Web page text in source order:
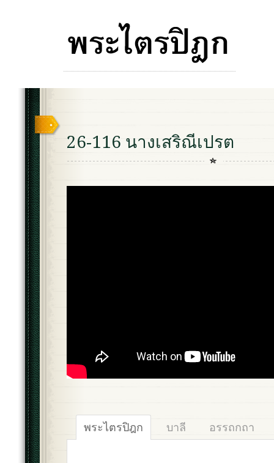
26-116 นางเสริณีเปรต
พระไตรปิฎก บาลี อรรถกถา